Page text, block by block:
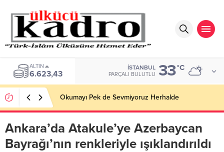
ALTIN
6.623,43
İSTANBUL
PARÇALI BULUTLU 33°C
Okumayı Pek de Sevmiyoruz Herhalde
Ankara’da Atakule’ye Azerbaycan
Bayrağı’nın renkleriyle ışıklandırıldı